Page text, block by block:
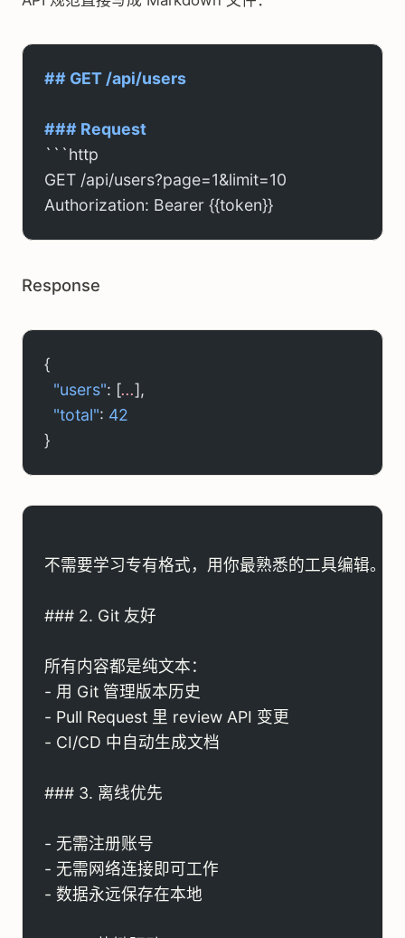
## GET /api/users
### Request
```http
GET /api/users?page=1&limit=10
Authorization: Bearer {{token}}
Response
{
  "users"
: [...],
  "total"
: 42
}
不需要学习专有格式，用你最熟悉的工具编辑。
### 2. Git 友好
所有内容都是纯文本：
- 用 Git 管理版本历史
- Pull Request 里 review API 变更
- CI/CD 中自动生成文档
### 3. 离线优先
- 无需注册账号
- 无需网络连接即可工作
- 数据永远保存在本地